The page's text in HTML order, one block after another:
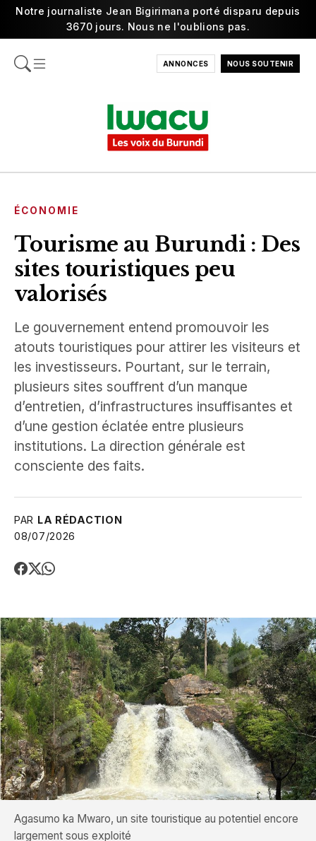
Notre journaliste Jean Bigirimana porté disparu depuis
3670 jours. Nous ne l'oublions pas.
ANNONCES NOUS SOUTENIR
ÉCONOMIE
Tourisme au Burundi : Des
sites touristiques peu
valorisés
Le gouvernement entend promouvoir les
atouts touristiques pour attirer les visiteurs et
les investisseurs. Pourtant, sur le terrain,
plusieurs sites souffrent d’un manque
d’entretien, d’infrastructures insuffisantes et
d’une gestion éclatée entre plusieurs
institutions. La direction générale est
consciente des faits.
PAR LA RÉDACTION
08/07/2026
Agasumo ka Mwaro, un site touristique au potentiel encore
largement sous exploité